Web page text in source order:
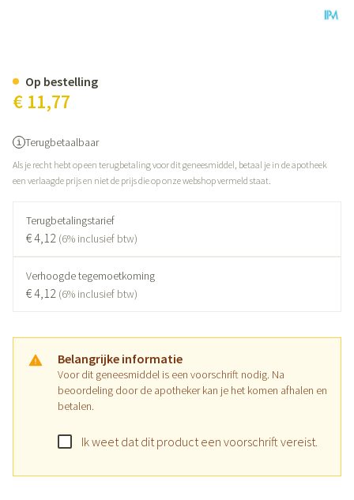
€ 11,77
Terugbetaalbaar
Als je recht hebt op een terugbetaling voor dit geneesmiddel, betaal je in de apotheek
een verlaagde prijs en niet de prijs die op onze webshop vermeld staat.
Terugbetalingstarief
€ 4,12 (6% inclusief btw)
Verhoogde tegemoetkoming
€ 4,12 (6% inclusief btw)
Belangrijke informatie
Voor dit geneesmiddel is een voorschrift nodig. Na
beoordeling door de apotheker kan je het komen afhalen en
betalen.
Ik weet dat dit product een voorschrift vereist.
Op bestelling